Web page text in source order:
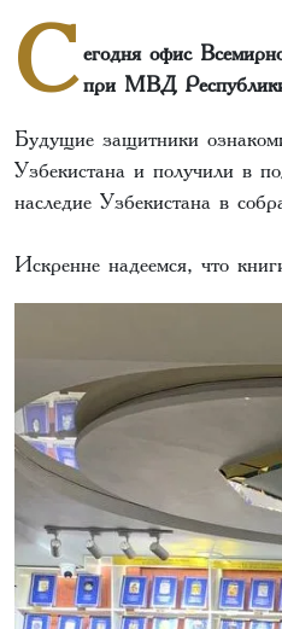
Сегодня офис
при МВД
Будущие защитники
Узбекистана и получили в
наследие Узбекистана в
Искренне надеемся, что